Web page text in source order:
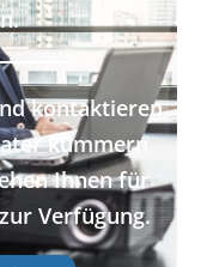
kontaktieren
kümmern
Ihnen für
Verfügung.